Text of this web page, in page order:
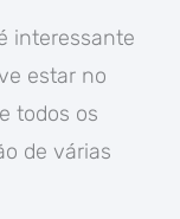
interessante
estar no
todos os
de várias